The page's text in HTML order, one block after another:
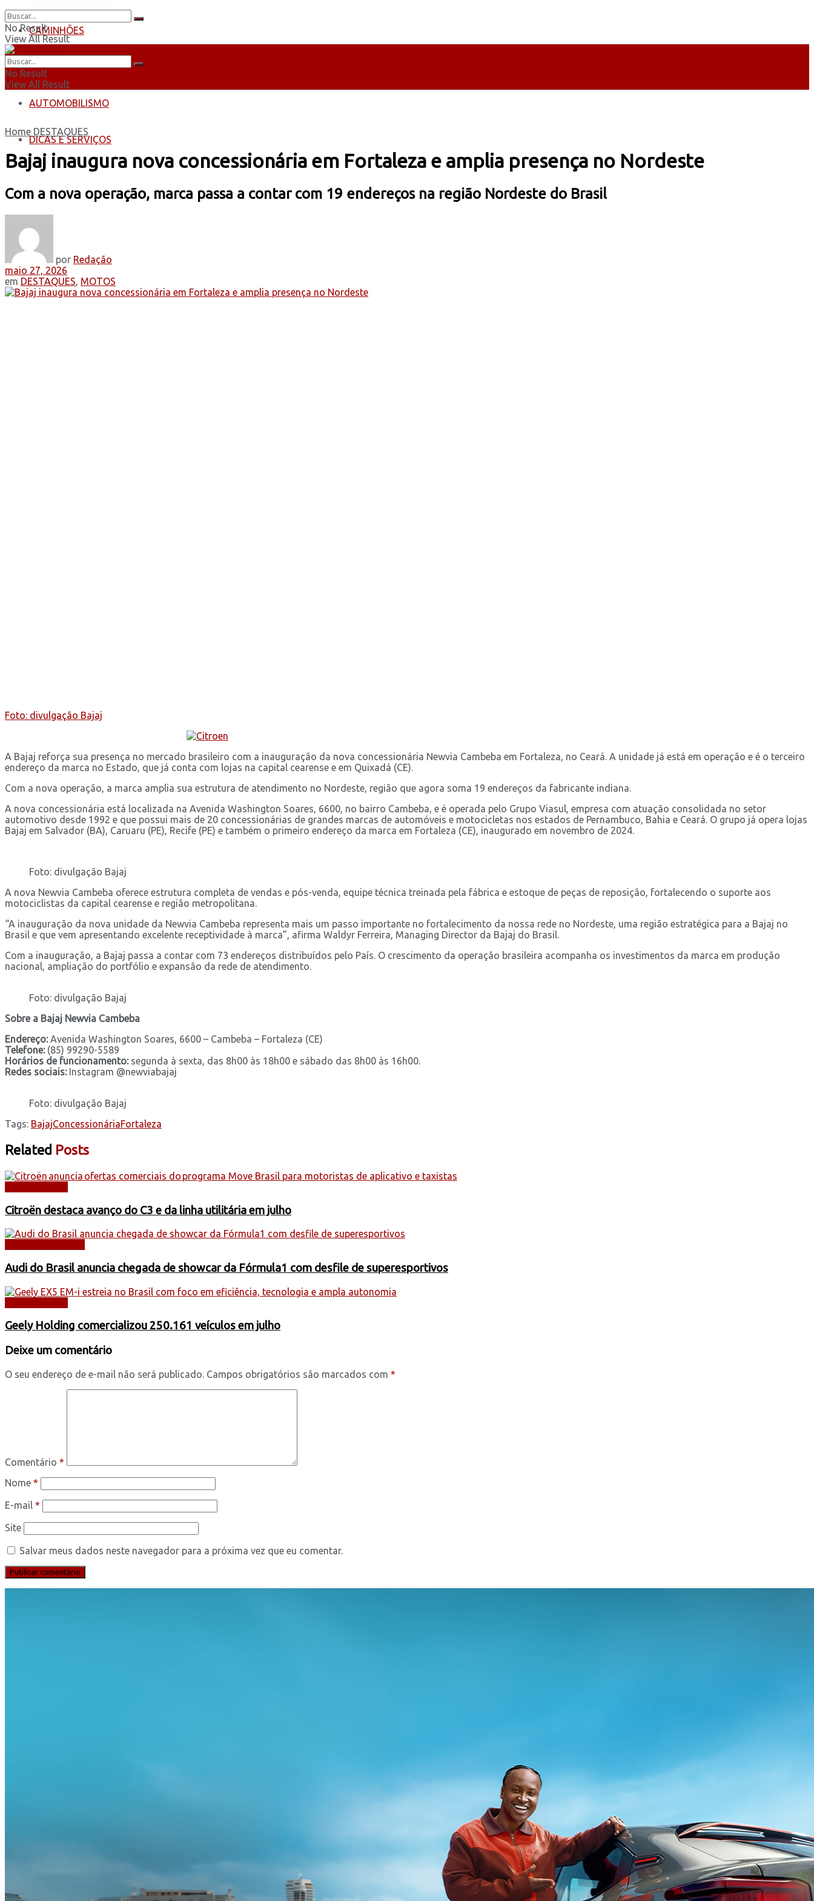
CAMINHÕES
ÔNIBUS
AUTOMOBILISMO
DICAS E SERVIÇOS
No Result
View All Result
No Result
View All Result
Home DESTAQUES
Bajaj inaugura nova concessionária em Fortaleza e amplia presença no Nordeste
Com a nova operação, marca passa a contar com 19 endereços na região Nordeste do Brasil
por Redação
maio 27, 2026
em DESTAQUES, MOTOS
Foto: divulgação Bajaj
A Bajaj reforça sua presença no mercado brasileiro com a inauguração da nova concessionária Newvia Cambeba em Fortaleza, no Ceará. A unidade já está em operação e é o terceiro
endereço da marca no Estado, que já conta com lojas na capital cearense e em Quixadá (CE).
Com a nova operação, a marca amplia sua estrutura de atendimento no Nordeste, região que agora soma 19 endereços da fabricante indiana.
A nova concessionária está localizada na Avenida Washington Soares, 6600, no bairro Cambeba, e é operada pelo Grupo Viasul, empresa com atuação consolidada no setor
automotivo desde 1992 e que possui mais de 20 concessionárias de grandes marcas de automóveis e motocicletas nos estados de Pernambuco, Bahia e Ceará. O grupo já opera lojas
Bajaj em Salvador (BA), Caruaru (PE), Recife (PE) e também o primeiro endereço da marca em Fortaleza (CE), inaugurado em novembro de 2024.
Foto: divulgação Bajaj
A nova Newvia Cambeba oferece estrutura completa de vendas e pós-venda, equipe técnica treinada pela fábrica e estoque de peças de reposição, fortalecendo o suporte aos
motociclistas da capital cearense e região metropolitana.
“A inauguração da nova unidade da Newvia Cambeba representa mais um passo importante no fortalecimento da nossa rede no Nordeste, uma região estratégica para a Bajaj no
Brasil e que vem apresentando excelente receptividade à marca”, afirma Waldyr Ferreira, Managing Director da Bajaj do Brasil.
Com a inauguração, a Bajaj passa a contar com 73 endereços distribuídos pelo País. O crescimento da operação brasileira acompanha os investimentos da marca em produção
nacional, ampliação do portfólio e expansão da rede de atendimento.
Foto: divulgação Bajaj
Sobre a Bajaj Newvia Cambeba
Endereço:Avenida Washington Soares, 6600 – Cambeba – Fortaleza (CE)
Telefone:(85) 99290-5589
Horários de funcionamento:segunda à sexta, das 8h00 às 18h00 e sábado das 8h00 às 16h00.
Redes sociais:Instagram @newviabajaj
Foto: divulgação Bajaj
Tags: BajajConcessionáriaFortaleza
Related Posts
Citroën destaca avanço do C3 e da linha utilitária em julho
Audi do Brasil anuncia chegada de showcar da Fórmula1 com desfile de superesportivos
Geely Holding comercializou 250.161 veículos em julho
Deixe um comentário
O seu endereço de e-mail não será publicado. Campos obrigatórios são marcados com *
Comentário *
Nome *
E-mail *
Site
Salvar meus dados neste navegador para a próxima vez que eu comentar.